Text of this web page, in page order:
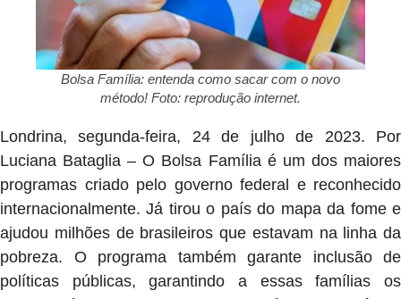
Bolsa Família: entenda como sacar com o novo
método! Foto: reprodução internet.
Londrina, segunda-feira, 24 de julho de 2023. Por
Luciana Bataglia – O Bolsa Família é um dos maiores
programas criado pelo governo federal e reconhecido
internacionalmente. Já tirou o país do mapa da fome e
ajudou milhões de brasileiros que estavam na linha da
pobreza. O programa também garante inclusão de
políticas públicas, garantindo a essas famílias os